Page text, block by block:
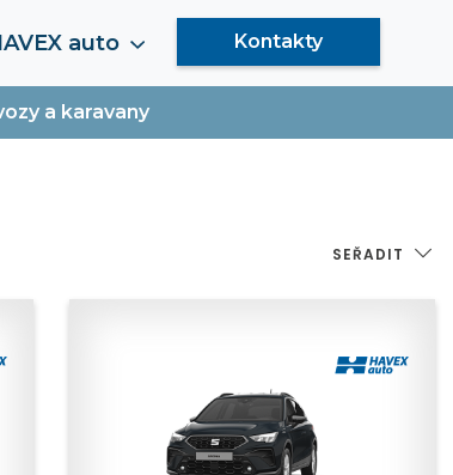
auto Kontakty
a karavany
SEŘADIT